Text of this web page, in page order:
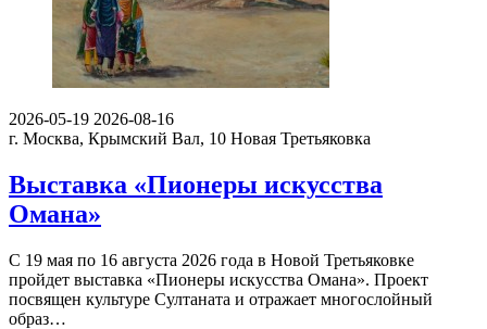
2026-05-19 2026-08-16
г. Москва, Крымский Вал, 10 Новая Третьяковка
Выставка «Пионеры искусства
Омана»
С 19 мая по 16 августа 2026 года в Новой Третьяковке
пройдет выставка «Пионеры искусства Омана». Проект
посвящен культуре Султаната и отражает многослойный
образ…